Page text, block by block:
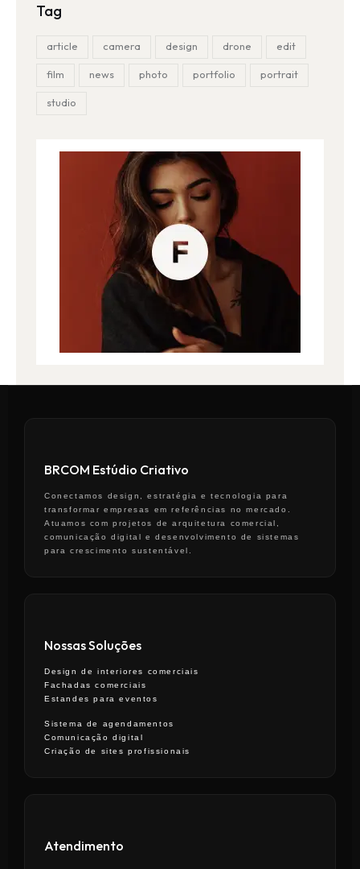
Tag
article camera design drone edit
film news photo portfolio portrait
studio
BRCOM Estúdio Criativo
Conectamos design, estratégia e tecnologia para
transformar empresas em referências no mercado.
Atuamos com projetos de arquitetura comercial,
comunicação digital e desenvolvimento de sistemas
para crescimento sustentável.
Nossas Soluções
Design de interiores comerciais
Fachadas comerciais
Estandes para eventos
Sistema de agendamentos
Comunicação digital
Criação de sites profissionais
Atendimento